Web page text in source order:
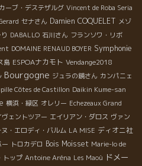
ーブ・デステザルグ Vincent de Roba Seria
セナさん Damien COQUELET メゾ
DABALLO 石川さん フランソワ・リボ
DOMAINE RENAUD BOYER Symphonie
島 ESPOAナカモト Vendange2018
Bourgogne ジュラの鏡さん カンパニェ
Côtes de Castillon Daikin Kume-san
横浜・緑区 オレリー Echezeaux Grand
ヴェントツアー エイリアン・ダロス ヴァン
ヌ・エロディ・バルム LA MISE ディオニ社
トロカデロ Bois Moisset Marie-lo de
トップ Antoine Aréna Les Maoù ドメー